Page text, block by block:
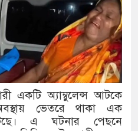
‘গুলশানের চামেলি’তে ভিন্ন রূপে
যৌনকর্মীর দালাল চরিত্রে
সারজিস-পাটোয়ারীসহ ১০ জনের
গুলশান থেকে সাবেক মন্ত্রী লতিফ
‘স্কুটি নাকি গোল্ড?’ ক্যাম্পেইনের
একটি অ্যাম্বুলেন্স আটকে
ভেতরে থাকা এক
এ ঘটনার পেছনে